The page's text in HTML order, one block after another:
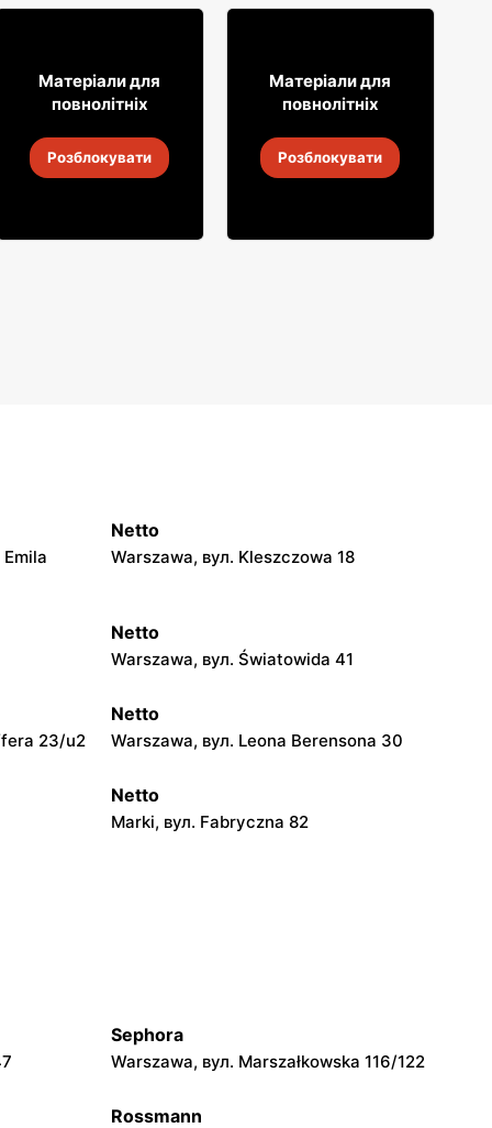
64 99
14 серп. 2026
Матеріали для
повнолітніх
Розблокувати
1499
14 серп. 2026
Матеріали для
повнолітніх
Розблокувати
Netto
Warszawa, вул. Kleszczowa 18
Netto
Warszawa, вул. Światowida 41
23/u2
Netto
Warszawa, вул. Leona Berensona 30
Netto
Marki, вул. Fabryczna 82
69
Netto
2A
Sephora
Warszawa, вул. Marszałkowska 116/122
Rossmann